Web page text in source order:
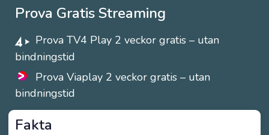
Prova Gratis Streaming
Prova TV4 Play 2 veckor gratis – utan
bindningstid
Prova Viaplay 2 veckor gratis – utan
bindningstid
Fakta